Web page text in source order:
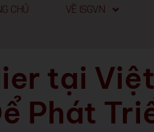
CHỦ VỀ ISGVN
tại
Phát